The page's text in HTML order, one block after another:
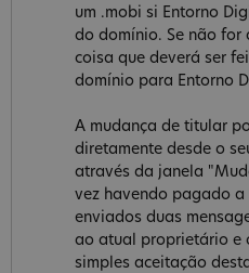
um .mobi si Entorno
do domínio. Se não for
coisa que deverá ser
domínio para Entorno
A mudança de titular
diretamente desde o
através da janela
vez havendo pagado a
enviados duas
ao atual proprietário e
simples aceitação